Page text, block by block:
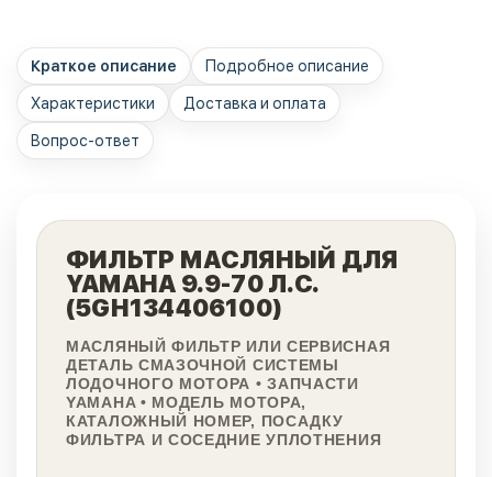
Краткое описание Подробное описание
Характеристики Доставка и оплата
Вопрос-ответ
ФИЛЬТР МАСЛЯНЫЙ ДЛЯ
YAMAHA 9.9-70 Л.С.
(5GH134406100)
МАСЛЯНЫЙ ФИЛЬТР ИЛИ СЕРВИСНАЯ
ДЕТАЛЬ СМАЗОЧНОЙ СИСТЕМЫ
ЛОДОЧНОГО МОТОРА • ЗАПЧАСТИ
YAMAHA • МОДЕЛЬ МОТОРА,
КАТАЛОЖНЫЙ НОМЕР, ПОСАДКУ
ФИЛЬТРА И СОСЕДНИЕ УПЛОТНЕНИЯ